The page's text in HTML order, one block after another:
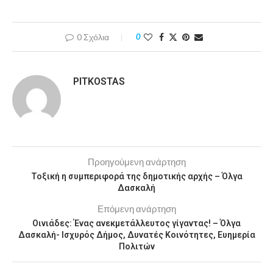
0 Σχόλια 0
PITKOSTAS
Προηγούμενη ανάρτηση
Τοξική η συμπεριφορά της δημοτικής αρχής – Όλγα
Δασκαλή
Επόμενη ανάρτηση
Οινιάδες: Ένας ανεκμετάλλευτος γίγαντας! – Όλγα
Δασκαλή- Ισχυρός Δήμος, Δυνατές Κοινότητες, Ευημερία
Πολιτών